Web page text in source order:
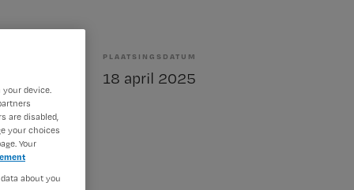
PLAATSINGSDATUM
18 april 2025
device.
are disabled,
your choices
Your
about you